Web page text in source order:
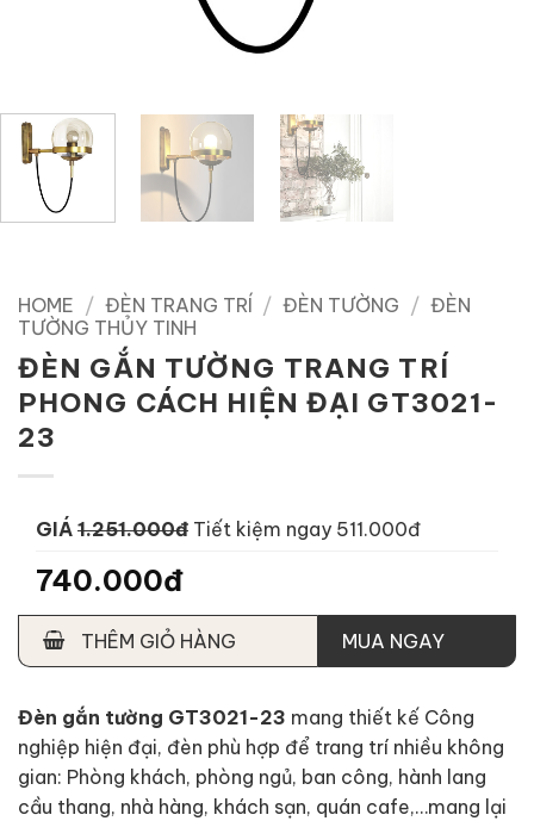
HOME / ĐÈN TRANG TRÍ / ĐÈN TƯỜNG / ĐÈN
TƯỜNG THỦY TINH
ĐÈN GẮN TƯỜNG TRANG TRÍ
PHONG CÁCH HIỆN ĐẠI GT3021-
23
GIÁ 1.251.000đ Tiết kiệm ngay 511.000đ
740.000đ
THÊM GIỎ HÀNG MUA NGAY
Đèn gắn tường GT3021-23 mang thiết kế Công
nghiệp hiện đại, đèn phù hợp để trang trí nhiều không
gian: Phòng khách, phòng ngủ, ban công, hành lang
cầu thang, nhà hàng, khách sạn, quán cafe,…mang lại